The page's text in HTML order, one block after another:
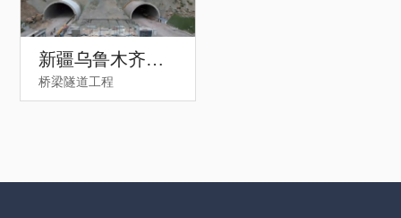
新疆乌鲁木齐西
山隧道
桥梁隧道工程